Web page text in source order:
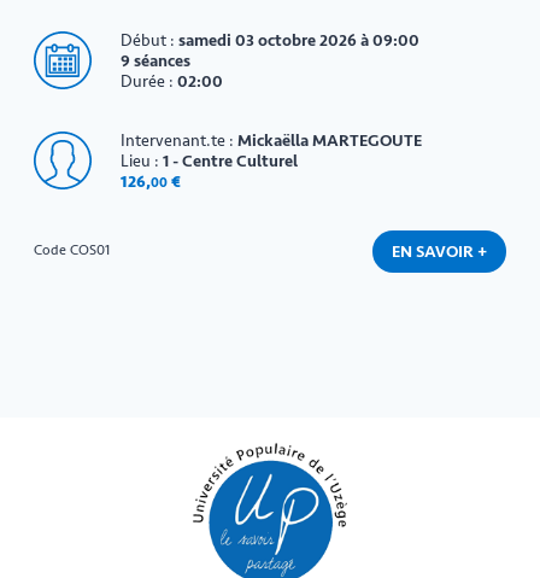
Début : samedi 03 octobre 2026 à 09:00
9 séances
Durée : 02:00
Intervenant.te : Mickaëlla MARTEGOUTE
Lieu : 1 - Centre Culturel
126,00 €
Code COS01 EN SAVOIR +